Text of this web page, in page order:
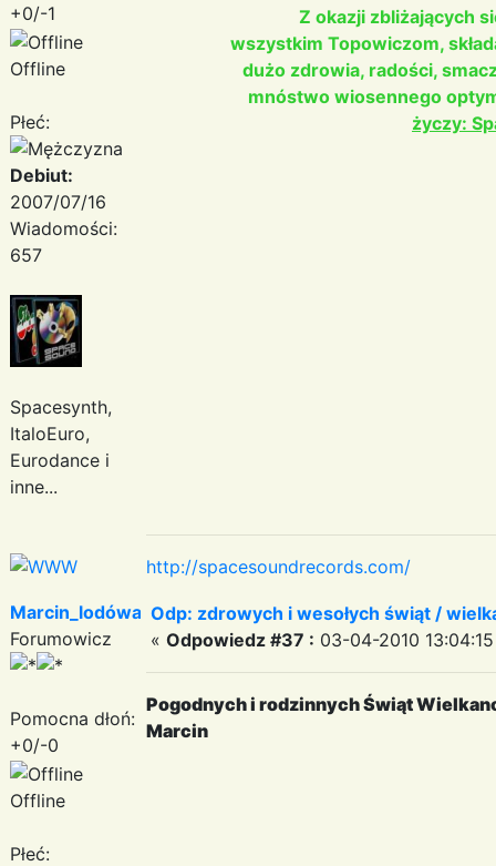
+0/-1
Offline
Płeć:
Debiut:
2007/07/16
Wiadomości:
657
Spacesynth,
ItaloEuro,
Eurodance i
inne...
Z okazji zbliżających
wszystkim Topowiczom,
dużo zdrowia, radości,
mnóstwo wiosennego
życzy:
http://spacesoundrecords.com/
Marcin_lodówa
Forumowicz
Pomocna dłoń:
+0/-0
Offline
Płeć:
Odp: zdrowych i wesołych świąt /
« Odpowiedz #37 : 03-04-2010
Pogodnych i rodzinnych Świąt
Marcin